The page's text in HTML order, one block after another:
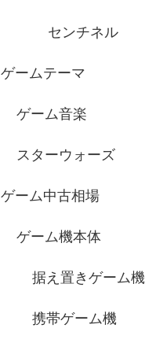
センチネル
ゲームテーマ
ゲーム音楽
スターウォーズ
ゲーム中古相場
ゲーム機本体
据え置きゲーム機
携帯ゲーム機